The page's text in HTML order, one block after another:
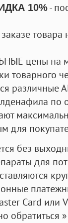
10%-
цены на
товарного
по
для
без
для
Card или
обратиться